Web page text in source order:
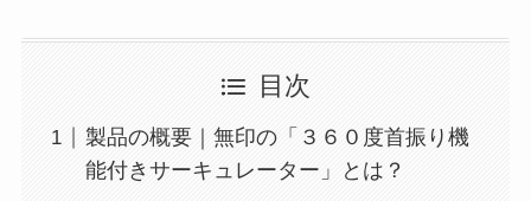
目次
製品の概要｜無印の「３６０度首振り機
能付きサーキュレーター」とは？